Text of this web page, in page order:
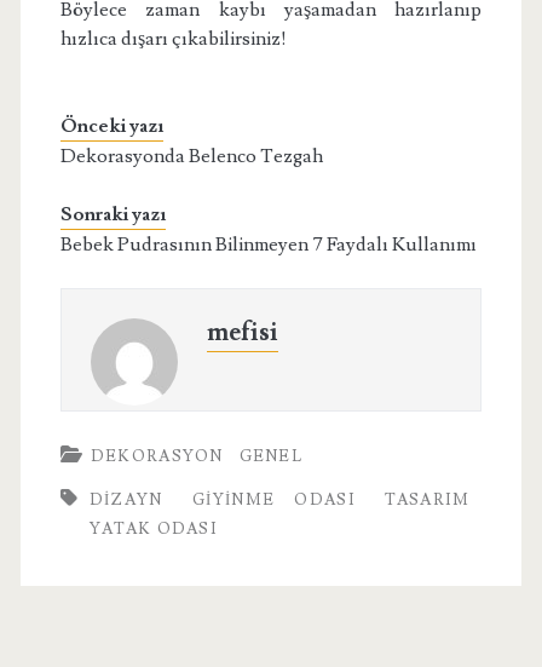
Böylece zaman kaybı yaşamadan hazırlanıp
hızlıca dışarı çıkabilirsiniz!
Önceki yazı
Dekorasyonda Belenco Tezgah
Sonraki yazı
Bebek Pudrasının Bilinmeyen 7 Faydalı Kullanımı
mefisi
DEKORASYON GENEL
DIZAYN GIYINME ODASI
TASARIM
YATAK ODASI